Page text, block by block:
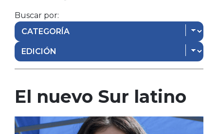
Buscar por:
El nuevo Sur latino